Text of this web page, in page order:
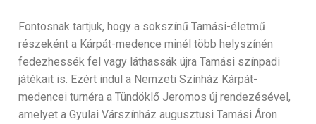
Fontosnak tartjuk, hogy a sokszínű Tamási-életmű
részeként a Kárpát-medence minél több helyszínén
fedezhessék fel vagy láthassák újra Tamási színpadi
játékait is. Ezért indul a Nemzeti Színház Kárpát-
medencei turnéra a Tündöklő Jeromos új rendezésével,
amelyet a Gyulai Várszínház augusztusi Tamási Áron